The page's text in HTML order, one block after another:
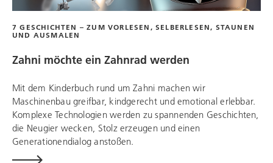
7 GESCHICHTEN – ZUM VORLESEN, SELBERLESEN, STAUNEN
UND AUSMALEN
Zahni möchte ein Zahnrad werden
Mit dem Kinderbuch rund um Zahni machen wir
Maschinenbau greifbar, kindgerecht und emotional erlebbar.
Komplexe Technologien werden zu spannenden Geschichten,
die Neugier wecken, Stolz erzeugen und einen
Generationendialog anstoßen.